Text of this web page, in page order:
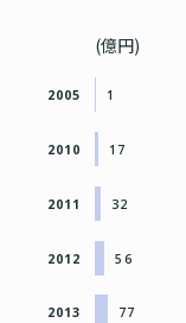
(億円)
1
2005
17
2010
32
2011
56
2012
77
2013